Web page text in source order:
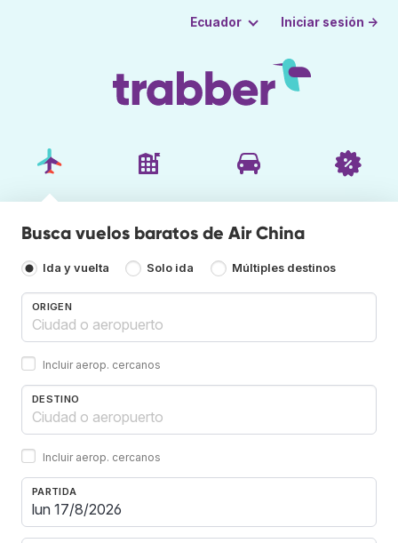
Ecuador Iniciar sesión →
Busca vuelos baratos de Air China
Ida y vuelta Solo ida Múltiples destinos
ORIGEN
Incluir aerop. cercanos
DESTINO
Incluir aerop. cercanos
PARTIDA